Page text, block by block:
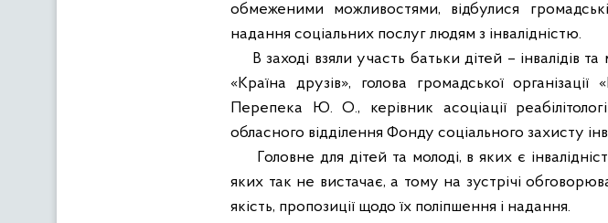
обмеженими можливостями, відбулися
надання соціальних послуг людям з інвалідністю.
В заході взяли участь батьки дітей – інвалідів
«Країна друзів», голова громадської
Перепека Ю. О., керівник асоціації
обласного відділення Фонду соціального захисту
Головне для дітей та молоді, в яких є
яких так не вистачає, а тому на зустрічі
якість, пропозиції щодо їх поліпшення і надання.